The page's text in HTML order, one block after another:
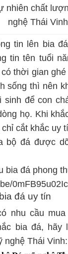
nhiên chất
nghệ Thái Vinh
tin lên bia
tin tên tuổi
thời gian
sống thì nên
sinh để con
họ. Khi
cắt khắc uy
bộ đá được
bia đá phong
0mFB95u02Ic
đá uy tín
nhu cầu
bia đá, hãy
nghệ Thái Vinh: